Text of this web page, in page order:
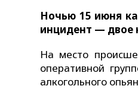
Ночью 15 июня
инцидент — двое
На место
оперативной
алкогольного